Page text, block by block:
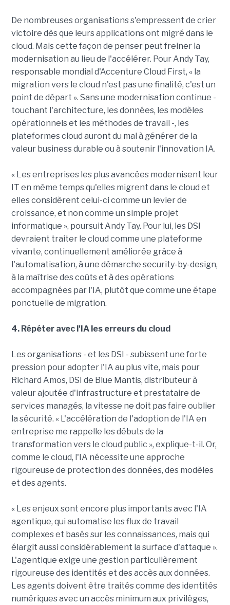
De nombreuses organisations s'empressent de crier
victoire dès que leurs applications ont migré dans le
cloud. Mais cette façon de penser peut freiner la
modernisation au lieu de l'accélérer. Pour Andy Tay,
responsable mondial d'Accenture Cloud First, « la
migration vers le cloud n'est pas une finalité, c'est un
point de départ ». Sans une modernisation continue -
touchant l'architecture, les données, les modèles
opérationnels et les méthodes de travail -, les
plateformes cloud auront du mal à générer de la
valeur business durable ou à soutenir l'innovation IA.
« Les entreprises les plus avancées modernisent leur
IT en même temps qu'elles migrent dans le cloud et
elles considèrent celui-ci comme un levier de
croissance, et non comme un simple projet
informatique », poursuit Andy Tay. Pour lui, les DSI
devraient traiter le cloud comme une plateforme
vivante, continuellement améliorée grâce à
l'automatisation, à une démarche security-by-design,
à la maîtrise des coûts et à des opérations
accompagnées par l'IA, plutôt que comme une étape
ponctuelle de migration.
4. Répéter avec l'IA les erreurs du cloud
Les organisations - et les DSI - subissent une forte
pression pour adopter l'IA au plus vite, mais pour
Richard Amos, DSI de Blue Mantis, distributeur à
valeur ajoutée d'infrastructure et prestataire de
services managés, la vitesse ne doit pas faire oublier
la sécurité. « L'accélération de l'adoption de l'IA en
entreprise me rappelle les débuts de la
transformation vers le cloud public », explique-t-il. Or,
comme le cloud, l'IA nécessite une approche
rigoureuse de protection des données, des modèles
et des agents.
« Les enjeux sont encore plus importants avec l'IA
agentique, qui automatise les flux de travail
complexes et basés sur les connaissances, mais qui
élargit aussi considérablement la surface d'attaque ».
L'agentique exige une gestion particulièrement
rigoureuse des identités et des accès aux données.
Les agents doivent être traités comme des identités
numériques avec un accès minimum aux privilèges,